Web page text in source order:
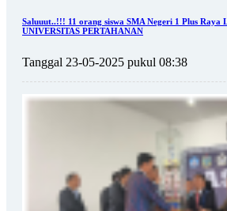
Saluuut..!!! 11 orang siswa SMA Negeri 1 Plus Raya
UNIVERSITAS PERTAHANAN
Tanggal 23-05-2025 pukul 08:38